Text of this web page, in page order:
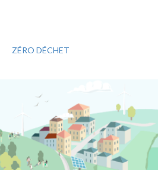
ZÉRO DÉCHET